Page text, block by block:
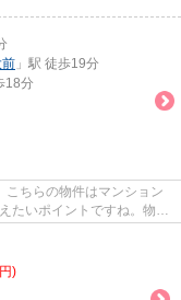
」駅 徒歩19分
18分
ちらの物件はマンション
たいポイントですね。物件
)